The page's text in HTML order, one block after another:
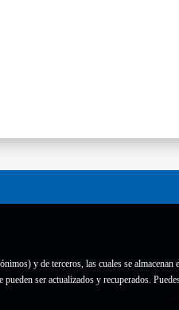
y de terceros, las cuales se
ser actualizados y recuperados.